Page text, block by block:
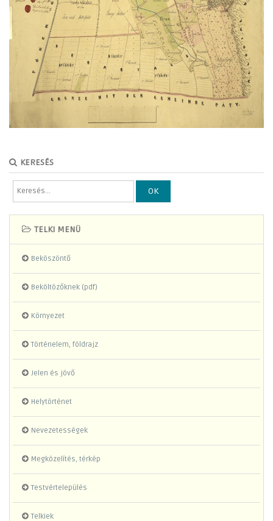
KERESÉS
OK
TELKI MENÜ
Beköszöntő
Beköltözőknek (pdf)
Környezet
Történelem, földrajz
Jelen és jövő
Helytörténet
Nevezetességek
Megközelítés, térkép
Testvértelepülés
Telkiek